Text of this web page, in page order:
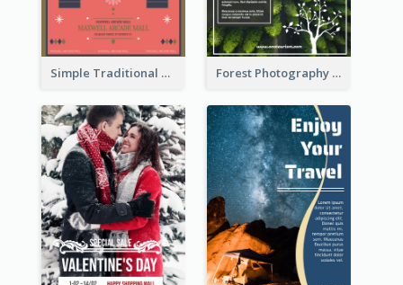
Simple Traditional CNY Sales Flyer Design Forest Photography Flyer Of ECO Tourism